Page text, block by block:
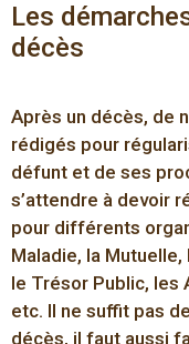
Les
décès
Après un décès, de
rédigés pour
défunt et de ses
s’attendre à devoir
pour différents
Maladie, la
le Trésor Public, les
etc. Il ne suffit pas
décès, il faut aussi